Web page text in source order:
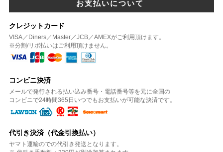
お支払いについて
クレジットカード
VISA／Diners／Master／JCB／AMEXがご利用頂けます。
※分割/リボ払いはご利用頂けません。
コンビニ決済
メールで発行される払い込み番号・電話番号等を元に全国の
コンビニで24時間365日いつでもお支払いが可能な決済です。
代引き決済（代金引換払い）
ヤマト運輸のでの代引き発送となります。